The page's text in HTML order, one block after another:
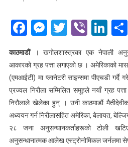
Facebook
Messenger
Twitter
Viber
काठमाडौं। खगोलशास्त्रका एक नेपाली
आकारको ग्रह पत्ता लगाएको छ । अमेरिकाको
(एमआईटी) मा प्लानेटरी साइन्समा पीएचडी गर्दै
प्रज्वल निरौला सम्मिलित समूहले नयाँ ग्रह
निरौलाले खेलेका हुन् । उनी काठमाडौं
अध्ययन गर्न निरौलासहित अमेरिका, बेलायत,
२८ जना अनुसन्धानकर्ताहरूको टोली
अनुसन्धानात्मक आलेख एस्ट्रोनोमिकल जर्नलमा